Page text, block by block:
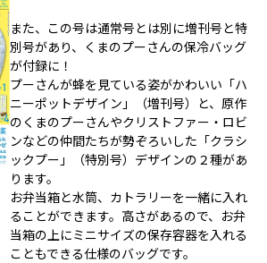
また、この号は通常号とは別に増刊号と特
別号があり、くまのプーさんの保冷バッグ
が付録に！
プーさんが蜂を見ている姿がかわいい「ハ
ニーポットデザイン」（増刊号）と、原作
のくまのプーさんやクリストファー・ロビ
ンなどの仲間たちが勢ぞろいした「クラシ
ックプー」（特別号）デザインの２種があ
ります。
お弁当箱と水筒、カトラリーを一緒に入れ
ることができます。高さがあるので、お弁
当箱の上にミニサイズの保存容器を入れる
こともできる仕様のバッグです。